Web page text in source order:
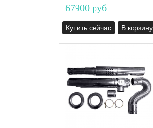
67900 руб
Купить сейчас В корзину